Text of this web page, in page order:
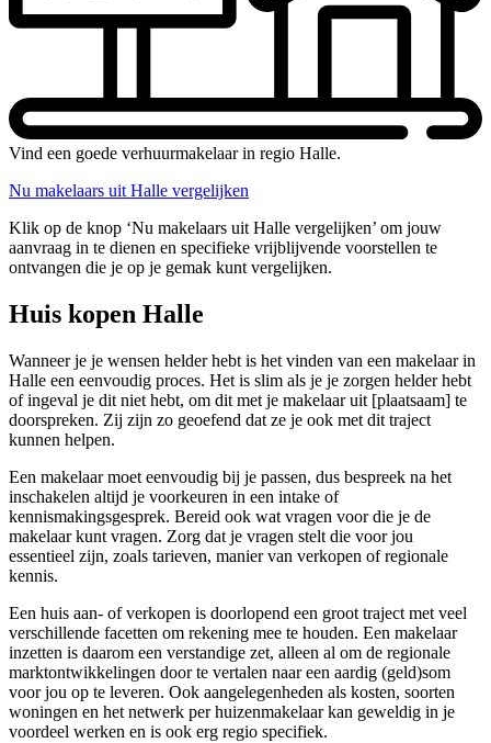
Vind een goede verhuurmakelaar in regio Halle.
Nu makelaars uit Halle vergelijken
Klik op de knop ‘Nu makelaars uit Halle vergelijken’ om jouw
aanvraag in te dienen en specifieke vrijblijvende voorstellen te
ontvangen die je op je gemak kunt vergelijken.
Huis kopen Halle
Wanneer je je wensen helder hebt is het vinden van een makelaar in
Halle een eenvoudig proces. Het is slim als je je zorgen helder hebt
of ingeval je dit niet hebt, om dit met je makelaar uit [plaatsaam] te
doorspreken. Zij zijn zo geoefend dat ze je ook met dit traject
kunnen helpen.
Een makelaar moet eenvoudig bij je passen, dus bespreek na het
inschakelen altijd je voorkeuren in een intake of
kennismakingsgesprek. Bereid ook wat vragen voor die je de
makelaar kunt vragen. Zorg dat je vragen stelt die voor jou
essentieel zijn, zoals tarieven, manier van verkopen of regionale
kennis.
Een huis aan- of verkopen is doorlopend een groot traject met veel
verschillende facetten om rekening mee te houden. Een makelaar
inzetten is daarom een verstandige zet, alleen al om de regionale
marktontwikkelingen door te vertalen naar een aardig (geld)som
voor jou op te leveren. Ook aangelegenheden als kosten, soorten
woningen en het netwerk per huizenmakelaar kan geweldig in je
voordeel werken en is ook erg regio specifiek.